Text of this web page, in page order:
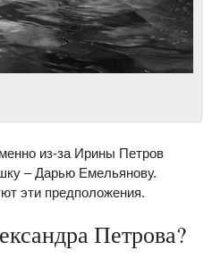
из-за Ирины Петров
– Дарью Емельянову.
эти предположения.
Петрова?